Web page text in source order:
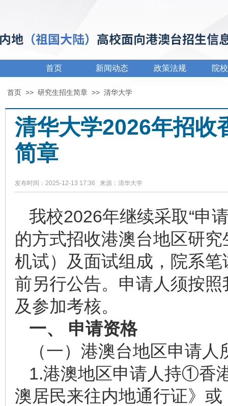
首页 新闻动态 政策法规 院
首页 >> 研究生招生简章 >> 清华大学
清华大学2026年招收
简章
发布时间：2025-12-13 17:36 来源：清华大学
我校2026年继续采取“申
的方式招收港澳台地区研
机试）及面试组成，院系
前另行公告。申请人须按
及参加考核。
一、 申请资格
（一）港澳台地区申请
1.港澳地区申请人持①香
澳居民来往内地通行证》